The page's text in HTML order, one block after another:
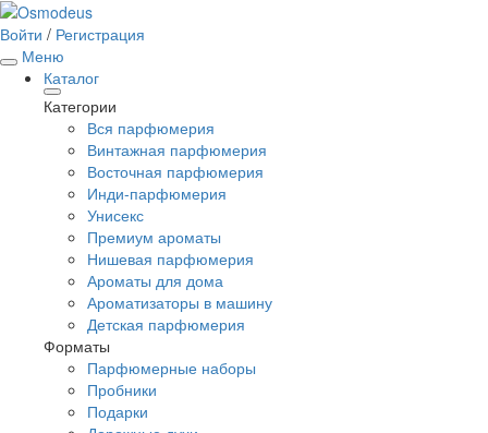
Войти / Регистрация
Меню
Каталог
Категории
Вся парфюмерия
Винтажная парфюмерия
Восточная парфюмерия
Инди-парфюмерия
Унисекс
Премиум ароматы
Нишевая парфюмерия
Ароматы для дома
Ароматизаторы в машину
Детская парфюмерия
Форматы
Парфюмерные наборы
Пробники
Подарки